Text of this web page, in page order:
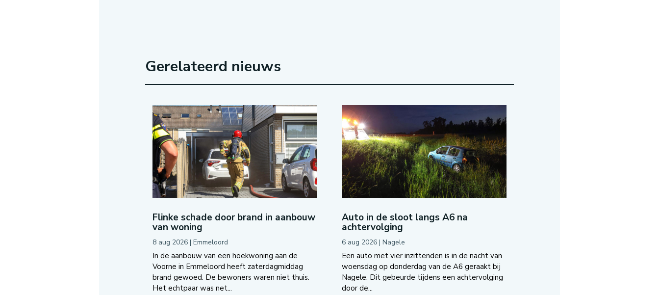
Gerelateerd nieuws
Flinke schade door brand in aanbouw
van woning
8 aug 2026| Emmeloord
In de aanbouw van een hoekwoning aan de
Voorne in Emmeloord heeft zaterdagmiddag
brand gewoed. De bewoners waren niet thuis.
Het echtpaar was net...
Auto in de sloot langs A6 na
achtervolging
6 aug 2026| Nagele
Een auto met vier inzittenden is in de nacht van
woensdag op donderdag van de A6 geraakt bij
Nagele. Dit gebeurde tijdens een achtervolging
door de...